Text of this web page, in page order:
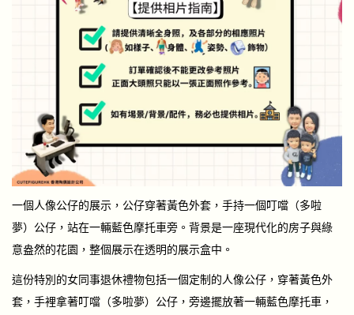
一個人像公仔的展示，公仔穿著黃色外套，手持一個叮噹（多啦
夢）公仔，站在一輛藍色摩托車旁。背景是一座現代化的房子與綠
意盎然的花園，整個展示在透明的展示盒中。
這份特別的女同事退休禮物包括一個定制的人像公仔，穿著黃色外
套，手裡拿著叮噹（多啦夢）公仔，旁邊擺放著一輛藍色摩托車，